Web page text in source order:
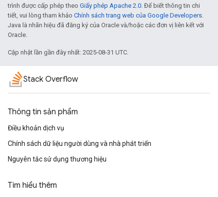
trình được cấp phép theo Giấy phép Apache 2.0. Để biết thông tin chi
tiết, vui lòng tham khảo Chính sách trang web của Google Developers.
Java là nhãn hiệu đã đăng ký của Oracle và/hoặc các đơn vị liên kết với
Oracle.
Cập nhật lần gần đây nhất: 2025-08-31 UTC.
Stack Overflow
Thông tin sản phẩm
Điều khoản dịch vụ
Chính sách dữ liệu người dùng và nhà phát triển
Nguyên tắc sử dụng thương hiệu
Tìm hiểu thêm